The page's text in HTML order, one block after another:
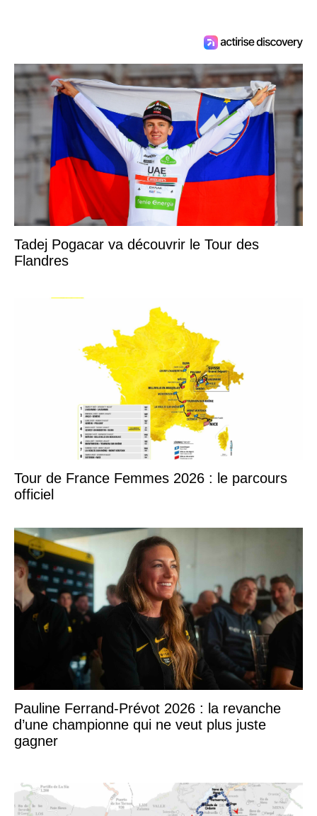
Tadej Pogacar va découvrir le Tour des
Flandres
Tour de France Femmes 2026 : le parcours
officiel
Pauline Ferrand-Prévot 2026 : la revanche
d’une championne qui ne veut plus juste
gagner